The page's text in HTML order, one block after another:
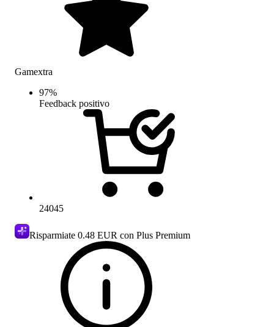
Gamextra
97%
Feedback positivo
24045
Risparmiate 0.48 EUR con Plus Premium